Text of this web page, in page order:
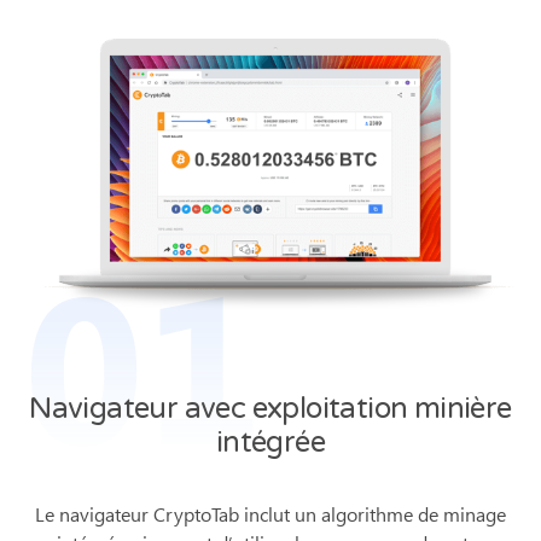
Navigateur avec exploitation minière
intégrée
Le navigateur CryptoTab inclut un algorithme de minage
01